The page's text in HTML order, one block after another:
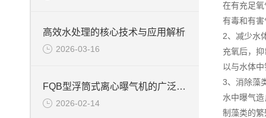
高效水处理的核心技术与应用解析
2026-03-16
FQB型浮筒式离心曝气机的广泛应用
2026-02-14
在有充足
有毒和有
2、减少水
充氧后，
以与水体
3、消除藻
水中曝气
制藻类的繁